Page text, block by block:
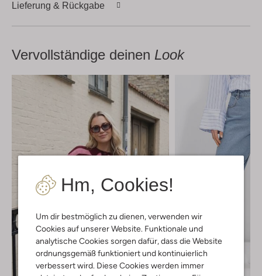
Hm, Cookies!
Um dir bestmöglich zu dienen, verwenden wir
Cookies auf unserer Website. Funktionale und
analytische Cookies sorgen dafür, dass die Website
ordnungsgemäß funktioniert und kontinuierlich
verbessert wird. Diese Cookies werden immer
Lieferung & Rückgabe
Vervollständige deinen Look